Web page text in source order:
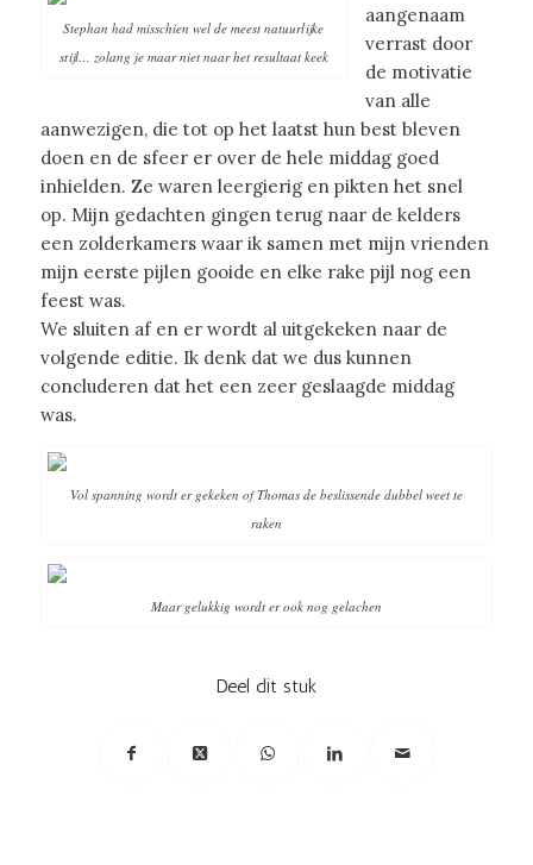
Stephan had misschien wel de meest natuurlijke
stijl… zolang je maar niet naar het resultaat keek
aangenaam
verrast door
de motivatie
van alle
aanwezigen, die tot op het laatst hun best bleven
doen en de sfeer er over de hele middag goed
inhielden. Ze waren leergierig en pikten het snel
op. Mijn gedachten gingen terug naar de kelders
een zolderkamers waar ik samen met mijn vrienden
mijn eerste pijlen gooide en elke rake pijl nog een
feest was.
We sluiten af en er wordt al uitgekeken naar de
volgende editie. Ik denk dat we dus kunnen
concluderen dat het een zeer geslaagde middag
was.
Vol spanning wordt er gekeken of Thomas de beslissende dubbel weet te
raken
Maar gelukkig wordt er ook nog gelachen
Deel dit stuk